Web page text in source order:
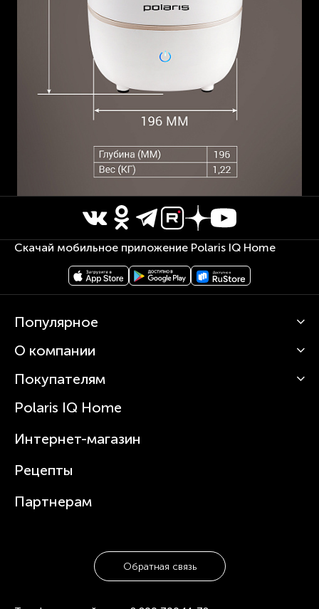
Скачай мобильное приложение Polaris IQ Home
Популярное
Кофемашины
Вертикальные пылесосы
Зубные щетки и ирригаторы
Увлажнители
Посуда
О компании
О Polaris
Статьи
Покупателям
Сервисные центры
Где купить
Polaris IQ Home
Интернет-магазин
Рецепты
Партнерам
Обратная связь